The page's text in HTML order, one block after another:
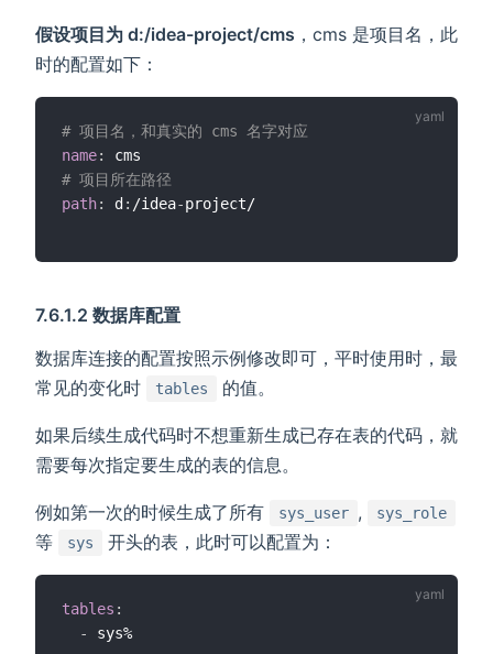
假设项目为 d:/idea-project/cms ，cms 是项目名，此
时的配置如下：
# 项目名，和真实的 cms 名字对应
name:
# 项目所在路径
path: d : /idea-
7.6.1.2 数据库配置
数据库连接的配置按照示例修改即可，平时使用时，最
常见的变化时
tables 的值。
如果后续生成代码时不想重新生成已存在表的代码，就
需要每次指定要生成的表的信息。
例如第一次的时候生成了所有 sys_user , sys_role
等 sys 开头的表，此时可以配置为：
tables :
-